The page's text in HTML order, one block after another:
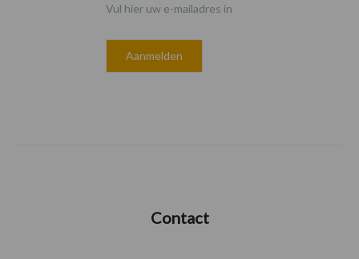
Vul hier uw e-mailadres in
Contact